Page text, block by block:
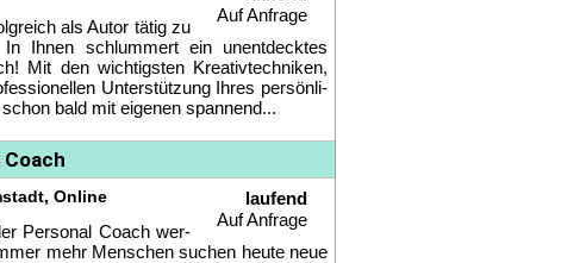
Auf Anfrage
als Au­tor tä­tig zu
Ih­nen schlum­mert ein un­ent­deck­tes
Mit den wich­tigs­ten Krea­tiv­tech­ni­ken,
Un­ter­stüt­zung Ih­res per­sön­li­
bald mit ei­ge­nen span­nend...
laufend
Auf Anfrage
Online
Per­so­nal Coach wer­
mehr Men­schen su­chen heu­te neue